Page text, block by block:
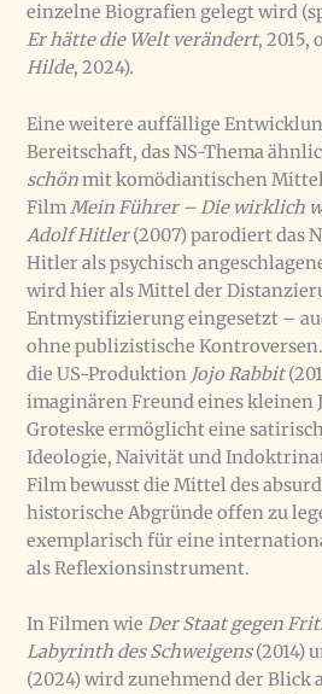
einzelne Biografien gelegt wird
Er hätte die Welt verändert, 2015,
Hilde, 2024).
Eine weitere auffällige
Bereitschaft, das NS-Thema
schönmit komödiantischen
FilmMein Führer – Die wirklich
Adolf Hitler(2007) parodiert das
Hitler als psychisch
wird hier als Mittel der
Entmystifizierung eingesetzt –
ohne publizistische
die US-Produktion Jojo Rabbit
imaginären Freund eines kleinen
Groteske ermöglicht eine
Ideologie, Naivität und
Film bewusst die Mittel des
historische Abgründe offen zu
exemplarisch für eine
als Reflexionsinstrument.
In Filmen wieDer Staat gegen
Labyrinth des Schweigens(2014)
(2024) wird zunehmend der Blick